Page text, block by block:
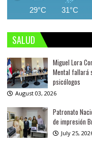
29°C 31°C
SALUD
Miguel Lora
Mental fallará
psicólogos
August 03, 2026
Patronato
de impresión
July 25,